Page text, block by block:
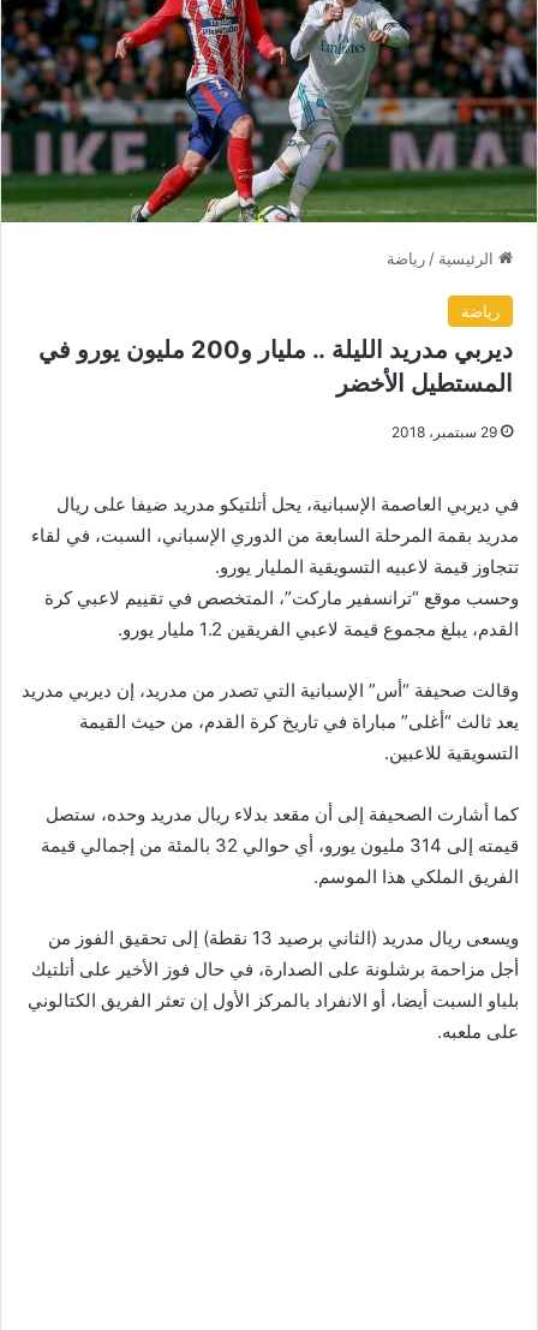
الرئيسية / رياضة
رياضة
ديربي مدريد الليلة .. مليار و200 مليون يورو في
المستطيل الأخضر
29 سبتمبر، 2018
في ديربي العاصمة الإسبانية، يحل أتلتيكو مدريد ضيفا على ريال
مدريد بقمة المرحلة السابعة من الدوري الإسباني، السبت، في لقاء
تتجاوز قيمة لاعبيه التسويقية المليار يورو.
وحسب موقع “ترانسفير ماركت”، المتخصص في تقييم لاعبي كرة
القدم، يبلغ مجموع قيمة لاعبي الفريقين 1.2 مليار يورو.
وقالت صحيفة “أس” الإسبانية التي تصدر من مدريد، إن ديربي مدريد
يعد ثالث “أغلى” مباراة في تاريخ كرة القدم، من حيث القيمة
التسويقية للاعبين.
كما أشارت الصحيفة إلى أن مقعد بدلاء ريال مدريد وحده، ستصل
قيمته إلى 314 مليون يورو، أي حوالي 32 بالمئة من إجمالي قيمة
الفريق الملكي هذا الموسم.
ويسعى ريال مدريد (الثاني برصيد 13 نقطة) إلى تحقيق الفوز من
أجل مزاحمة برشلونة على الصدارة، في حال فوز الأخير على أتلتيك
بلباو السبت أيضا، أو الانفراد بالمركز الأول إن تعثر الفريق الكتالوني
على ملعبه.